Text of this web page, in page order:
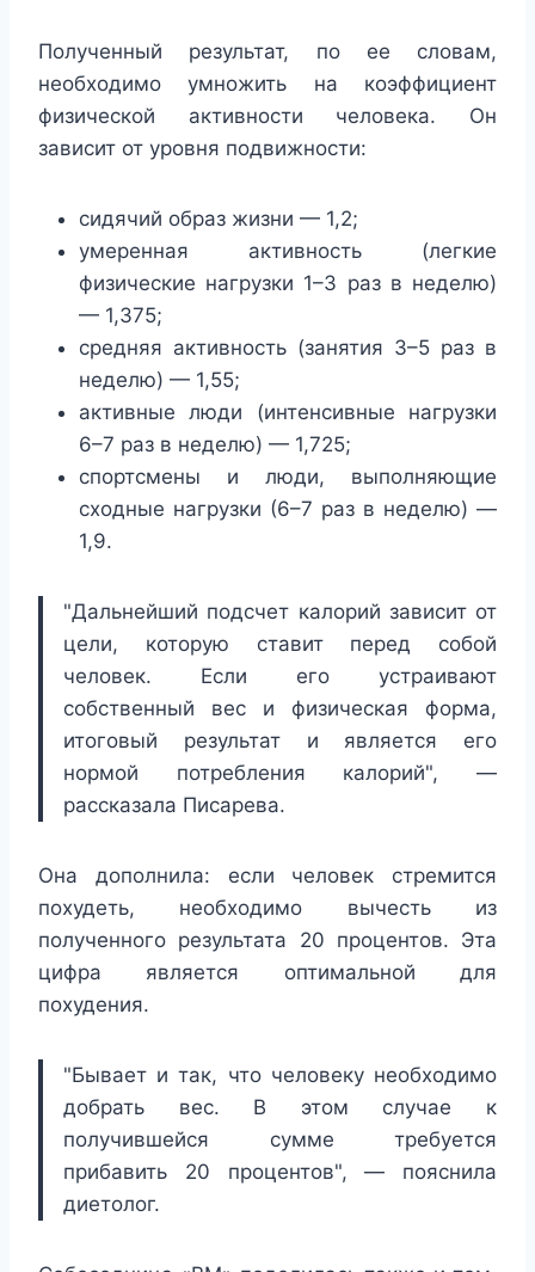
Полученный результат, по ее словам,
необходимо умножить на коэффициент
физической активности человека. Он
зависит от уровня подвижности:
сидячий образ жизни — 1,2;
умеренная активность (легкие
физические нагрузки 1–3 раз в неделю)
— 1,375;
средняя активность (занятия 3–5 раз в
неделю) — 1,55;
активные люди (интенсивные нагрузки
6–7 раз в неделю) — 1,725;
спортсмены и люди, выполняющие
сходные нагрузки (6–7 раз в неделю) —
1,9.
"Дальнейший подсчет калорий зависит от
цели, которую ставит перед собой
человек. Если его устраивают
собственный вес и физическая форма,
итоговый результат и является его
нормой потребления калорий", —
рассказала Писарева.
Она дополнила: если человек стремится
похудеть, необходимо вычесть из
полученного результата 20 процентов. Эта
цифра является оптимальной для
похудения.
"Бывает и так, что человеку необходимо
добрать вес. В этом случае к
получившейся сумме требуется
прибавить 20 процентов", — пояснила
диетолог.